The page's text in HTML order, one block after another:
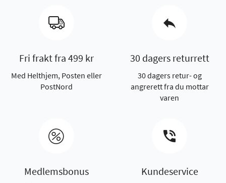
Fri frakt fra 499 kr
Med Helthjem, Posten eller
PostNord
30 dagers returrett
30 dagers retur- og
angrerett fra du mottar
varen
Medlemsbonus Kundeservice